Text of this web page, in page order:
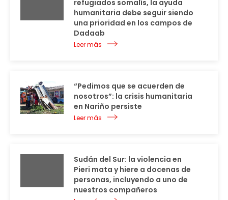
refugiados somalís, la ayuda
humanitaria debe seguir siendo
una prioridad en los campos de
Dadaab
Leer más
“Pedimos que se acuerden de
nosotros”: la crisis humanitaria
en Nariño persiste
Leer más
Sudán del Sur: la violencia en
Pieri mata y hiere a docenas de
personas, incluyendo a uno de
nuestros compañeros